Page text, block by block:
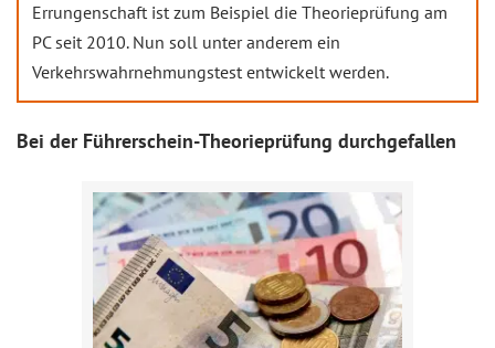
Errungenschaft ist zum Beispiel die Theorieprüfung am
PC seit 2010. Nun soll unter anderem ein
Verkehrswahrnehmungstest entwickelt werden.
Bei der Führerschein-Theorieprüfung durchgefallen